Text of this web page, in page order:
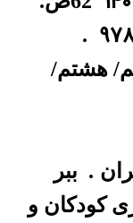
.
هشتم/
. ببر
و